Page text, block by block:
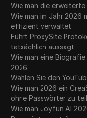
Wie man die
Wie man im Jahr 2026
effizient verwaltet
Führt ProxySite
tatsächlich aussagt
Wie man eine
2026
Wählen Sie den
Wie man 2026 ein
ohne Passwörter zu
Wie man Joyfun AI